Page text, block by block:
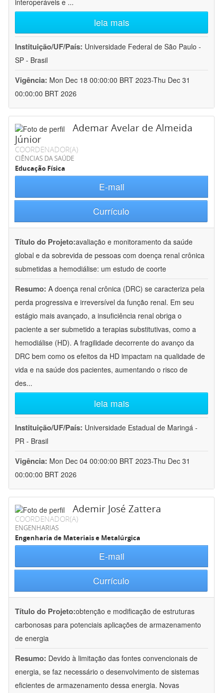
interoperáveis e ...
leia mais
Instituição/UF/País: Universidade Federal de São Paulo -
SP - Brasil
Vigência: Mon Dec 18 00:00:00 BRT 2023-Thu Dec 31
00:00:00 BRT 2026
Ademar Avelar de Almeida
Júnior
COORDENADOR(A)
CIÊNCIAS DA SAÚDE
Educação Física
E-mail
Currículo
Título do Projeto:avaliação e monitoramento da saúde
global e da sobrevida de pessoas com doença renal crônica
submetidas a hemodiálise: um estudo de coorte
Resumo: A doença renal crônica (DRC) se caracteriza pela
perda progressiva e irreversível da função renal. Em seu
estágio mais avançado, a insuficiência renal obriga o
paciente a ser submetido a terapias substitutivas, como a
hemodiálise (HD). A fragilidade decorrente do avanço da
DRC bem como os efeitos da HD impactam na qualidade de
vida e na saúde dos pacientes, aumentando o risco de
des...
leia mais
Instituição/UF/País: Universidade Estadual de Maringá -
PR - Brasil
Vigência: Mon Dec 04 00:00:00 BRT 2023-Thu Dec 31
00:00:00 BRT 2026
Ademir José Zattera
COORDENADOR(A)
ENGENHARIAS
Engenharia de Materiais e Metalúrgica
E-mail
Currículo
Título do Projeto:obtenção e modificação de estruturas
carbonosas para potenciais aplicações de armazenamento
de energia
Resumo: Devido à limitação das fontes convencionais de
energia, se faz necessário o desenvolvimento de sistemas
eficientes de armazenamento dessa energia. Novas